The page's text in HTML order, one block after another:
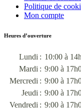
Politique de
Mon compte
Heures d’ouverture
Lundi : 10:00 à
Mardi : 9:00 à
Mercredi : 9:00 à
Jeudi : 9:00 à
Vendredi : 9:00 à